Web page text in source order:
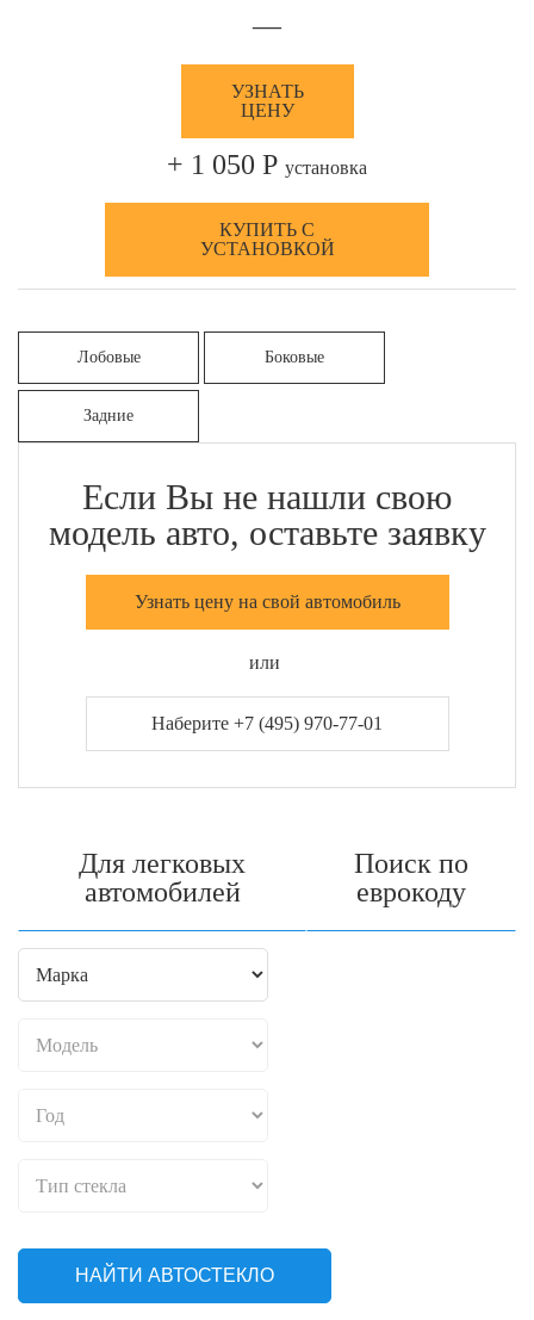
—
УЗНАТЬ
ЦЕНУ
+ 1 050 Р установка
КУПИТЬ С
УСТАНОВКОЙ
Лобовые Боковые
Задние
Если Вы не нашли свою
модель авто, оставьте заявку
Узнать цену на свой автомобиль
или
Наберите +7 (495) 970-77-01
Для легковых
автомобилей
Поиск по
еврокоду
НАЙТИ АВТОСТЕКЛО